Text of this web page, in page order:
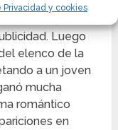
Privacidad y cookies
Luego
elenco de la
a un joven
mucha
romántico
en